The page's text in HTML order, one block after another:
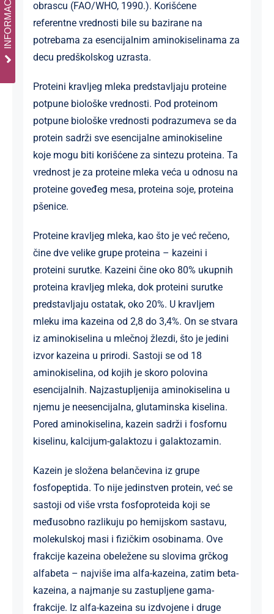
obrascu (FAO/WHO, 1990.). Korišćene
referentne vrednosti bile su bazirane na
potrebama za esencijalnim aminokiselinama za
decu predškolskog uzrasta.
Proteini kravljeg mleka predstavljaju proteine
potpune biološke vrednosti. Pod proteinom
potpune biološke vrednosti podrazumeva se da
protein sadrži sve esencijalne aminokiseline
koje mogu biti korišćene za sintezu proteina. Ta
vrednost je za proteine mleka veća u odnosu na
proteine goveđeg mesa, proteina soje, proteina
pšenice.
Proteine kravljeg mleka, kao što je već rečeno,
čine dve velike grupe proteina – kazeini i
proteini surutke. Kazeini čine oko 80% ukupnih
proteina kravljeg mleka, dok proteini surutke
predstavljaju ostatak, oko 20%. U kravljem
mleku ima kazeina od 2,8 do 3,4%. On se stvara
iz aminokiselina u mlečnoj žlezdi, što je jedini
izvor kazeina u prirodi. Sastoji se od 18
aminokiselina, od kojih je skoro polovina
esencijalnih. Najzastupljenija aminokiselina u
njemu je neesencijalna, glutaminska kiselina.
Pored aminokiselina, kazein sadrži i fosfornu
kiselinu, kalcijum-galaktozu i galaktozamin.
Kazein je složena belančevina iz grupe
fosfopeptida. To nije jedinstven protein, već se
sastoji od više vrsta fosfoproteida koji se
međusobno razlikuju po hemijskom sastavu,
molekulskoj masi i fizičkim osobinama. Ove
frakcije kazeina obeležene su slovima grčkog
alfabeta – najviše ima alfa-kazeina, zatim beta-
kazeina, a najmanje su zastupljene gama-
frakcije. Iz alfa-kazeina su izdvojene i druge